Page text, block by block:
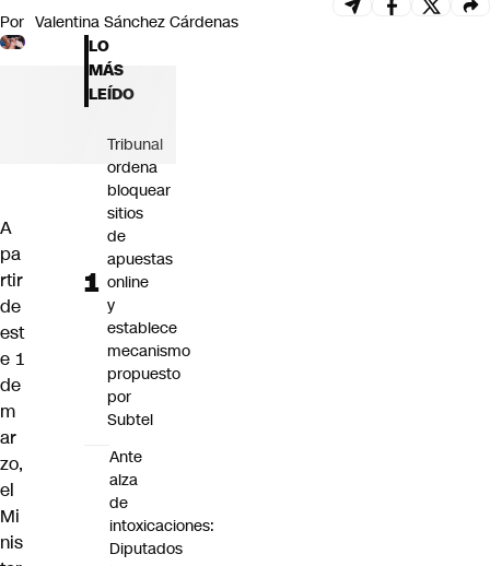
Por Valentina Sánchez Cárdenas
A
pa
rtir
de
est
e 1
de
m
ar
zo,
el
Mi
nis
LO
MÁS
LEÍDO
Tribunal
ordena
bloquear
sitios
de
apuestas
online
y
establece
mecanismo
propuesto
por
Subtel
Ante
alza
de
intoxicaciones:
Diputados